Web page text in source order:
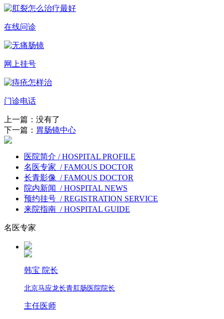
在线问诊
网上挂号
门诊电话
上一篇：没有了
下一篇： 胃肠镜中心
医院简介 / HOSPITAL PROFILE
名医专家 / FAMOUS DOCTOR
长青影像 / FAMOUS DOCTOR
院内新闻 / HOSPITAL NEWS
预约挂号 / REGISTRATION SERVICE
来院指南 / HOSPITAL GUIDE
名医专家
韩宝 院长
北京马应龙长青肛肠医院院长
主任医师